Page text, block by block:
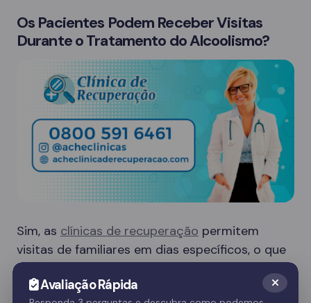
Os Pacientes Podem Receber Visitas
Durante o Tratamento do Alcoolismo?
Sim, as clínicas de recuperação permitem
visitas de familiares em dias específicos, o que
é crucial para o apoio emocional do paciente.
Essas visitas ajudam no processo de
Avaliação Rápida